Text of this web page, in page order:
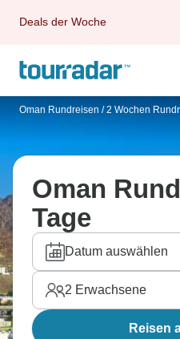
Deals der Woche
Oman Rundreisen / 2 Wochen
Oman
Tage
Datum auswählen
2 Erwachsene
Reisen